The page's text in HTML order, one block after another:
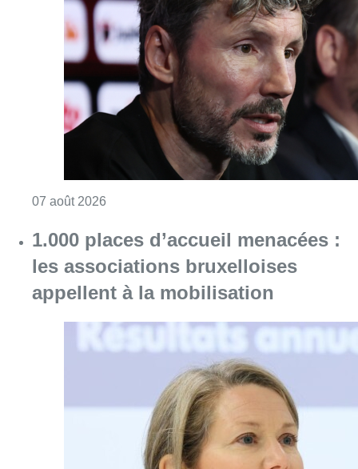
07 août 2026
1.000 places d’accueil menacées :
les associations bruxelloises
appellent à la mobilisation